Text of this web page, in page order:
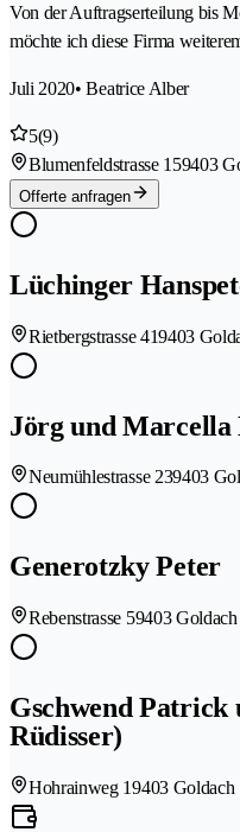
Von der Auftragserteilung bis
möchte ich diese Firma
Juli 2020• Beatrice Alber
5(9)
Blumenfeldstrasse 159403
Offerte anfragen
Lüchinger
Rietbergstrasse 419403
Jörg und Marcella
Neumühlestrasse 239403
Generotzky Peter
Rebenstrasse 59403 Goldach
Gschwend
Rüdisser)
Hohrainweg 19403 Goldach